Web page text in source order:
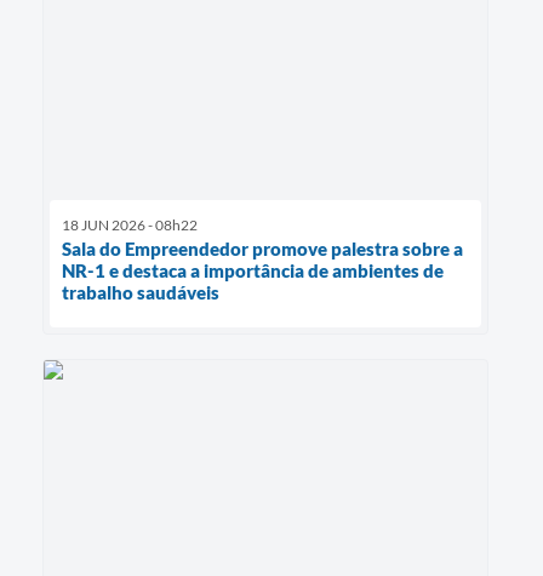
18 JUN 2026 - 08h22
Sala do Empreendedor promove palestra sobre a
NR-1 e destaca a importância de ambientes de
trabalho saudáveis